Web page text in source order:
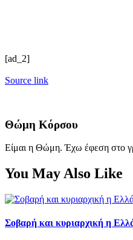
[ad_2]
Source link
Θώμη Κόρσου
Είμαι η Θώμη. Έχω έφεση στο
You May Also Like
Σοβαρή και κυριαρχική η